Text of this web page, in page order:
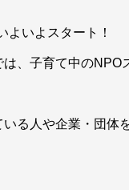
よいよスタート！
は、子育て中のNPO
る人や企業・団体